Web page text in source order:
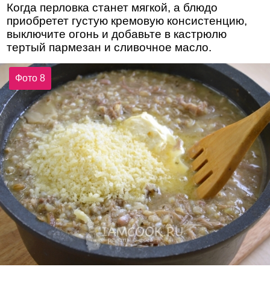
Когда перловка станет мягкой, а блюдо
приобретет густую кремовую консистенцию,
выключите огонь и добавьте в кастрюлю
тертый пармезан и сливочное масло.
Фото 8